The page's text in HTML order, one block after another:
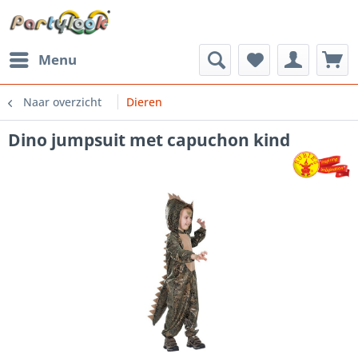
Menu
Naar overzicht Dieren
Dino jumpsuit met capuchon kind